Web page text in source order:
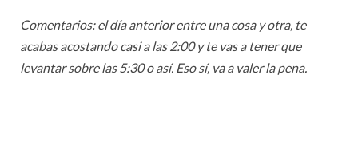
Comentarios: el día anterior entre una cosa y otra, te
acabas acostando casi a las 2:00 y te vas a tener que
levantar sobre las 5:30 o así. Eso sí, va a valer la pena.